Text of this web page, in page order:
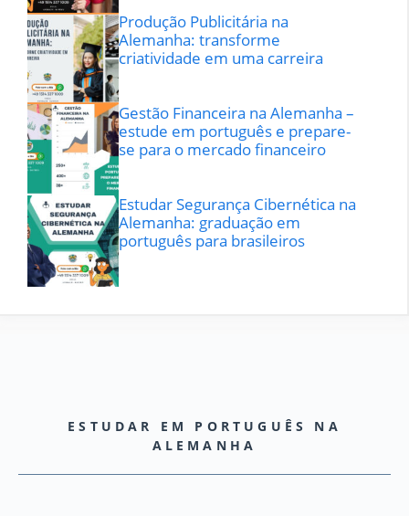
Produção Publicitária na
Alemanha: transforme
criatividade em uma carreira
Gestão Financeira na Alemanha –
estude em português e prepare-
se para o mercado financeiro
Estudar Segurança Cibernética na
Alemanha: graduação em
português para brasileiros
ESTUDAR EM PORTUGUÊS NA
ALEMANHA